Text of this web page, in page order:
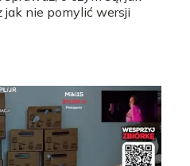
jak nie pomylić wersji